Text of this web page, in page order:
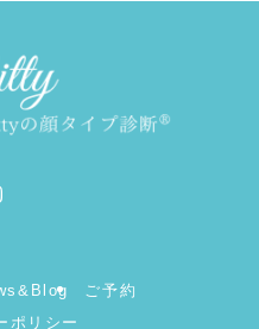
ご予約
ポリシー